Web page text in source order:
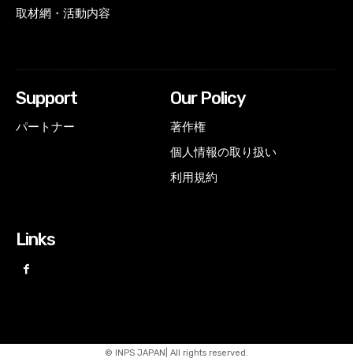
取材網・活動内容
Support
パートナー
Our Policy
著作権
個人情報の取り扱い
利用規約
Links
© INPS JAPAN| All rights reserved.